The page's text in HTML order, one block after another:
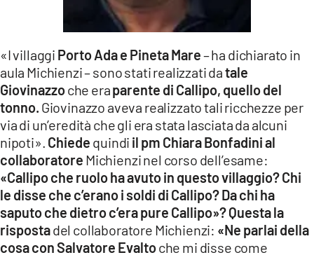
«I villaggi Porto Ada e Pineta Mare– ha dichiarato in
aula Michienzi – sono stati realizzati datale
Giovinazzoche eraparente di Callipo, quello del
tonno. Giovinazzo aveva realizzato tali ricchezze per
via di un’eredità che gli era stata lasciata da alcuni
nipoti». Chiede quindi il pm Chiara Bonfadini al
collaboratore Michienzi nel corso dell’esame:
«Callipo che ruolo ha avuto in questo villaggio? Chi
le disse che c’erano i soldi di Callipo? Da chi ha
saputo che dietro c’era pure Callipo»? Questa la
rispostadel collaboratore Michienzi: «Ne parlai della
cosa con Salvatore Evaltoche mi disse come